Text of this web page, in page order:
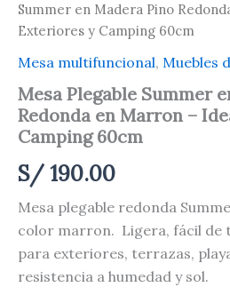
Summer en Madera Pino
Exteriores y Camping 60cm
Mesa multifuncional, Muebles
Mesa Plegable Summer
Redonda en Marron –
Camping 60cm
S/190.00
Mesa plegable redonda
color marron. Ligera, fácil de
para exteriores, terrazas,
resistencia a humedad y sol.